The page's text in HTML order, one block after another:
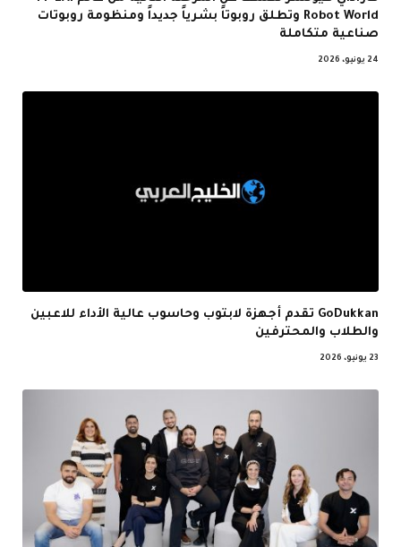
Robot World وتطلق روبوتاً بشرياً جديداً ومنظومة روبوتات
صناعية متكاملة
24 يونيو، 2026
GoDukkan تقدم أجهزة لابتوب وحاسوب عالية الأداء للاعبين
والطلاب والمحترفين
23 يونيو، 2026